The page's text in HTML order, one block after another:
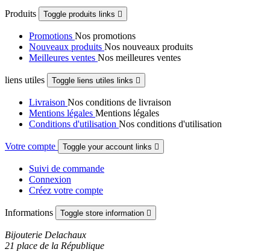
Produits Toggle produits links 
Promotions Nos promotions
Nouveaux produits Nos nouveaux produits
Meilleures ventes Nos meilleures ventes
liens utiles Toggle liens utiles links 
Livraison Nos conditions de livraison
Mentions légales Mentions légales
Conditions d'utilisation Nos conditions d'utilisation
Votre compte Toggle your account links 
Suivi de commande
Connexion
Créez votre compte
Informations Toggle store information 
Bijouterie Delachaux
21 place de la République